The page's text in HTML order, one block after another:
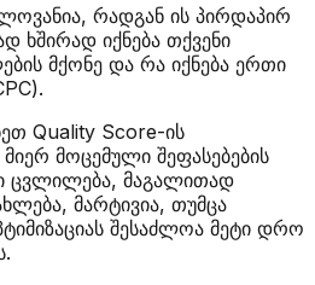
რადგან ის პირდაპირ
ხშირად იქნება თქვენი
მქონე და რა იქნება ერთი
Quality Score-ის
მოცემული შეფასებების
ცვლილება, მაგალითად
მარტივია, თუმცა
შესაძლოა მეტი დრო